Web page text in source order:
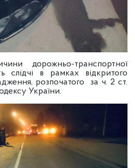
дорожньо-транспортної
слідчі в рамках відкритого
розпочатого за ч. 2 ст.
України.